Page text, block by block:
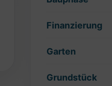
Finanzierung
Garten
Grundstück